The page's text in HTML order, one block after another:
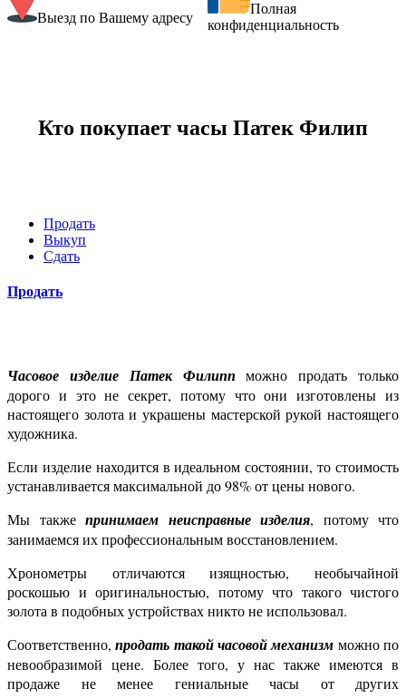
Выезд по Вашему адресу
Полная
конфиденциальность
Кто покупает часы Патек Филип
Продать
Выкуп
Сдать
Продать
Часовое изделие Патек Филипп можно продать только
дорого и это не секрет, потому что они изготовлены из
настоящего золота и украшены мастерской рукой настоящего
художника.
Если изделие находится в идеальном состоянии, то стоимость
устанавливается максимальной до 98% от цены нового.
Мы также принимаем неисправные изделия, потому что
занимаемся их профессиональным восстановлением.
Хронометры отличаются изящностью, необычайной
роскошью и оригинальностью, потому что такого чистого
золота в подобных устройствах никто не использовал.
Соответственно,продать такой часовой механизм можно по
невообразимой цене. Более того, у нас также имеются в
продаже не менее гениальные часы от других